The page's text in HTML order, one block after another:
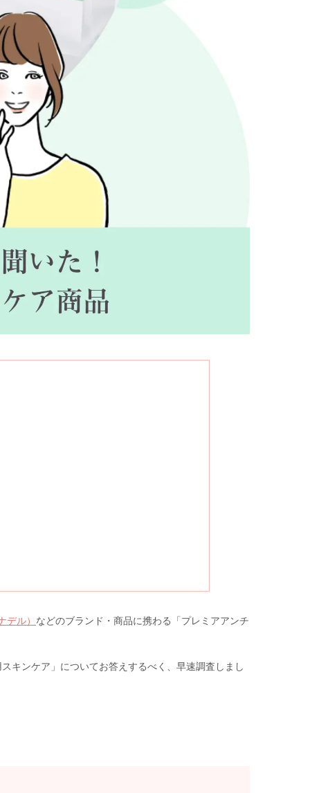
デル） などのブランド・商品に携わる「プレミアアンチ
キンケア」についてお答えするべく、早速調査しまし